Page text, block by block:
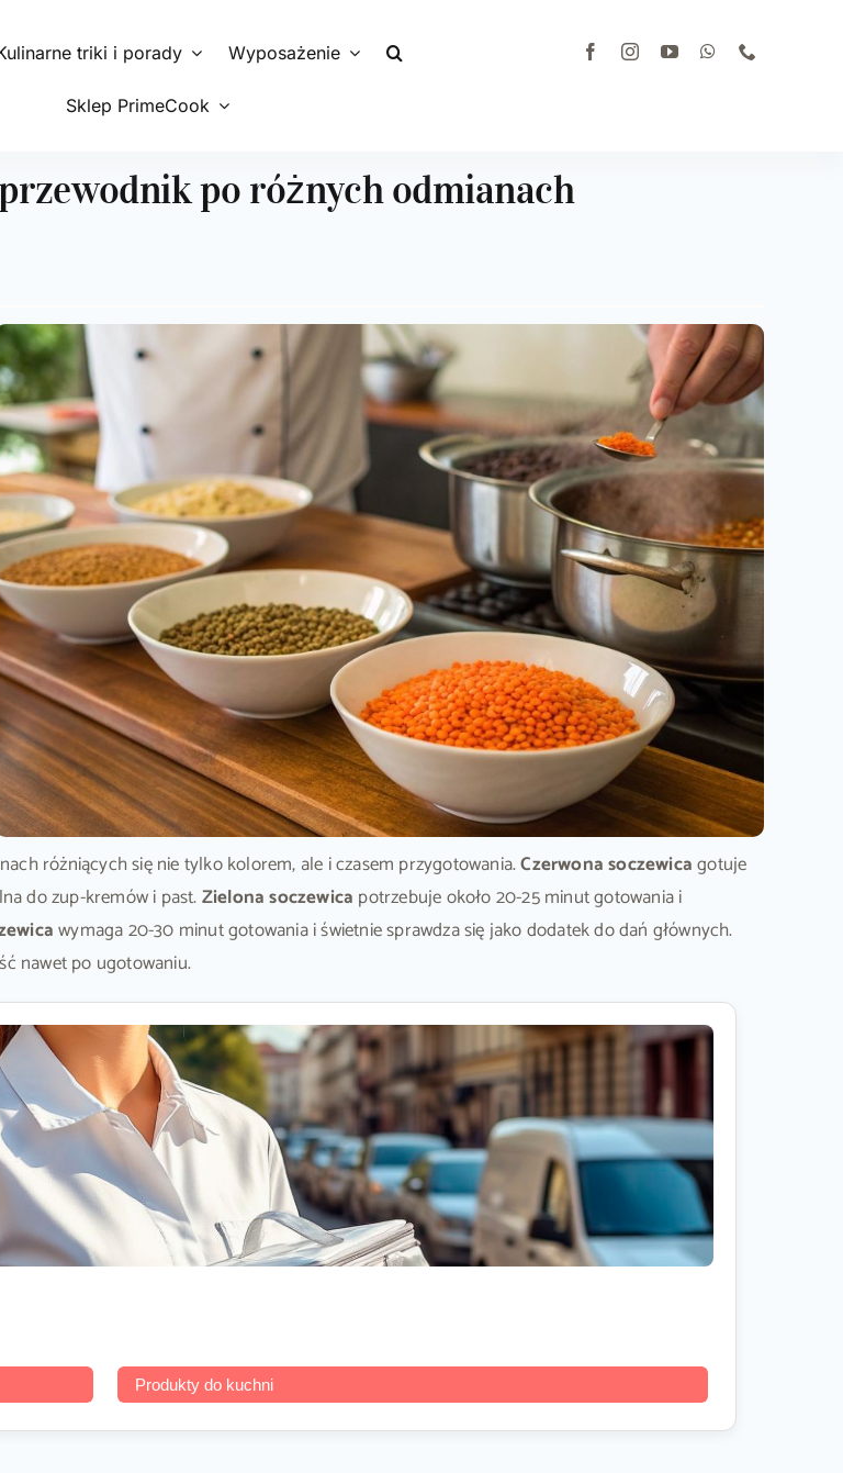
triki i porady Wyposażenie
Sklep PrimeCook
po różnych odmianach
różniących się nie tylko kolorem, ale i czasem przygotowania.Czerwona soczewicagotuje
do zup-kremów i past.Zielona soczewica potrzebuje około 20-25 minut gotowania i
wymaga 20-30 minut gotowania i świetnie sprawdza się jako dodatek do dań głównych.
nawet po ugotowaniu.
Produkty do kuchni